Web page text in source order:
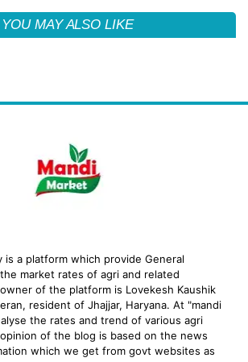
YOU MAY ALSO LIKE
is a platform which provide General
market rates of agri and related
of the platform is Lovekesh Kaushik
resident of Jhajjar, Haryana. At "mandi
the rates and trend of various agri
of the blog is based on the news
which we get from govt websites as